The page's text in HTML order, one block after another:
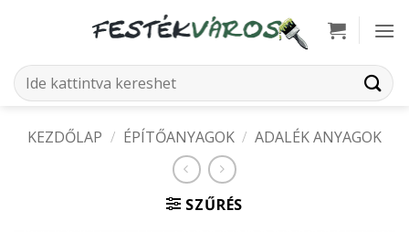
Keresés
a
KEZDŐLAP / ÉPÍTŐANYAGOK / ADALÉK ANYAGOK
SZŰRÉS